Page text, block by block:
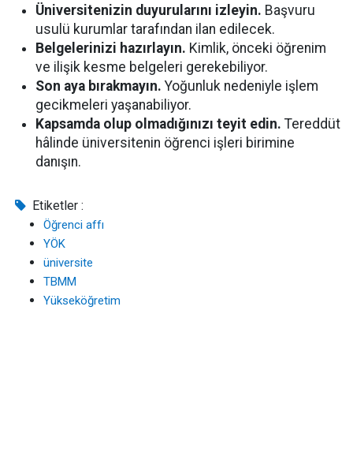
Üniversitenizin duyurularını izleyin. Başvuru
usulü kurumlar tarafından ilan edilecek.
Belgelerinizi hazırlayın. Kimlik, önceki öğrenim
ve ilişik kesme belgeleri gerekebiliyor.
Son aya bırakmayın. Yoğunluk nedeniyle işlem
gecikmeleri yaşanabiliyor.
Kapsamda olup olmadığınızı teyit edin. Tereddüt
hâlinde üniversitenin öğrenci işleri birimine
danışın.
Etiketler :
Öğrenci affı
YÖK
üniversite
TBMM
Yükseköğretim